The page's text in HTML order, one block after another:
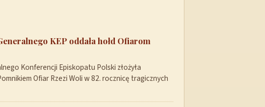
KEP oddała hołd Ofiarom
Konferencji Episkopatu Polski złożyła
Ofiar Rzezi Woli w 82. rocznicę tragicznych